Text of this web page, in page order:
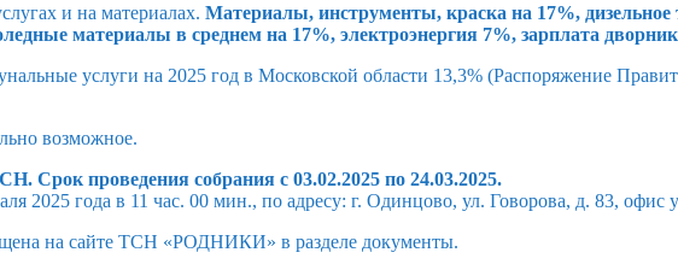
и на материалах. Материалы, инструменты, краска на 17%, дизельное
материалы в среднем на 17%, электроэнергия 7%, зарплата
услуги на 2025 год в Московской области 13,3% (Распоряжение
возможное.
Срок проведения собрания с 03.02.2025 по 24.03.2025.
2025 года в 11 час. 00 мин., по адресу: г. Одинцово, ул. Говорова, д. 83,
на сайте ТСН «РОДНИКИ» в разделе документы.